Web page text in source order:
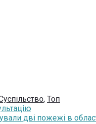
, Топ
дві пожежі в